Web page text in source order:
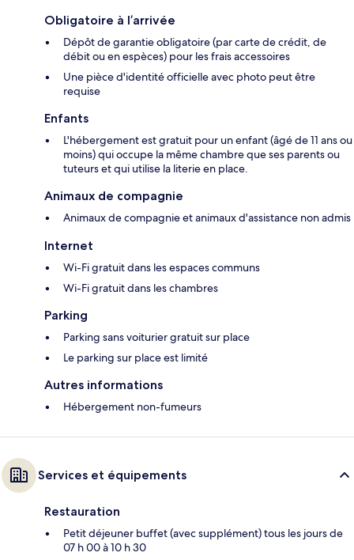
Obligatoire à l’arrivée
Dépôt de garantie obligatoire (par carte de crédit, de
débit ou en espèces) pour les frais accessoires
Une pièce d'identité officielle avec photo peut être
requise
Enfants
L'hébergement est gratuit pour un enfant (âgé de 11 ans ou
moins) qui occupe la même chambre que ses parents ou
tuteurs et qui utilise la literie en place.
Animaux de compagnie
Animaux de compagnie et animaux d'assistance non admis
Internet
Wi-Fi gratuit dans les espaces communs
Wi-Fi gratuit dans les chambres
Parking
Parking sans voiturier gratuit sur place
Le parking sur place est limité
Autres informations
Hébergement non-fumeurs
Services et équipements
Restauration
Petit déjeuner buffet (avec supplément) tous les jours de
07 h 00 à 10 h 30